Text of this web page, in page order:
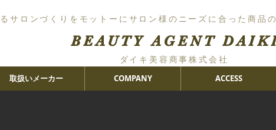
サロンづくりをモットーにサロン様のニーズに合った商品
BEAUTY AGENT
取扱いメーカー COMPANY ACCESS
ダイキ美容商事株式会社